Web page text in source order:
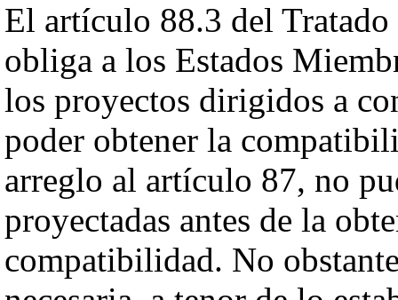
El artículo 88.3 del
obliga a los Estados
los proyectos dirigidos a
poder obtener la
arreglo al artículo 87, no
proyectadas antes de la
compatibilidad. No